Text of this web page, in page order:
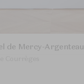
de Mercy-Argenteau